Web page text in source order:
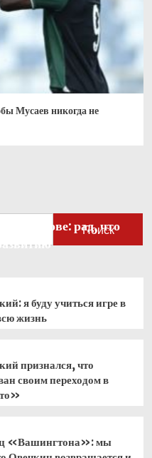
Мусаев никогда не
Поиск
Ахтямове: рад, что
я буду учиться игре в
жизнь
признался, что
своим переходом в
«Вашингтона»: мы